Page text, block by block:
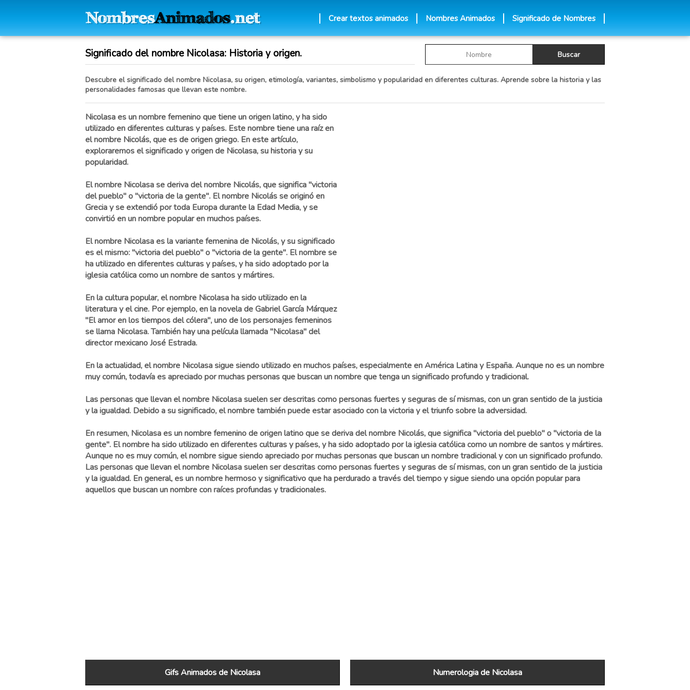
Crear textos animados Nombres Animados Significado de Nombres
Significado del nombre Nicolasa: Historia y origen.
Descubre el significado del nombre Nicolasa, su origen, etimología, variantes, simbolismo y popularidad en diferentes culturas. Aprende sobre la historia y las
personalidades famosas que llevan este nombre.
Nicolasa es un nombre femenino que tiene un origen latino, y ha sido
utilizado en diferentes culturas y países. Este nombre tiene una raíz en
el nombre Nicolás, que es de origen griego. En este artículo,
exploraremos el significado y origen de Nicolasa, su historia y su
popularidad.
El nombre Nicolasa se deriva del nombre Nicolás, que significa "victoria
del pueblo" o "victoria de la gente". El nombre Nicolás se originó en
Grecia y se extendió por toda Europa durante la Edad Media, y se
convirtió en un nombre popular en muchos países.
El nombre Nicolasa es la variante femenina de Nicolás, y su significado
es el mismo: "victoria del pueblo" o "victoria de la gente". El nombre se
ha utilizado en diferentes culturas y países, y ha sido adoptado por la
iglesia católica como un nombre de santos y mártires.
En la cultura popular, el nombre Nicolasa ha sido utilizado en la
literatura y el cine. Por ejemplo, en la novela de Gabriel García Márquez
"El amor en los tiempos del cólera", uno de los personajes femeninos
se llama Nicolasa. También hay una película llamada "Nicolasa" del
director mexicano José Estrada.
En la actualidad, el nombre Nicolasa sigue siendo utilizado en muchos países, especialmente en América Latina y España. Aunque no es un nombre
muy común, todavía es apreciado por muchas personas que buscan un nombre que tenga un significado profundo y tradicional.
Las personas que llevan el nombre Nicolasa suelen ser descritas como personas fuertes y seguras de sí mismas, con un gran sentido de la justicia
y la igualdad. Debido a su significado, el nombre también puede estar asociado con la victoria y el triunfo sobre la adversidad.
En resumen, Nicolasa es un nombre femenino de origen latino que se deriva del nombre Nicolás, que significa "victoria del pueblo" o "victoria de la
gente". El nombre ha sido utilizado en diferentes culturas y países, y ha sido adoptado por la iglesia católica como un nombre de santos y mártires.
Aunque no es muy común, el nombre sigue siendo apreciado por muchas personas que buscan un nombre tradicional y con un significado profundo.
Las personas que llevan el nombre Nicolasa suelen ser descritas como personas fuertes y seguras de sí mismas, con un gran sentido de la justicia
y la igualdad. En general, es un nombre hermoso y significativo que ha perdurado a través del tiempo y sigue siendo una opción popular para
aquellos que buscan un nombre con raíces profundas y tradicionales.
Gifs Animados de Nicolasa Numerologia de Nicolasa